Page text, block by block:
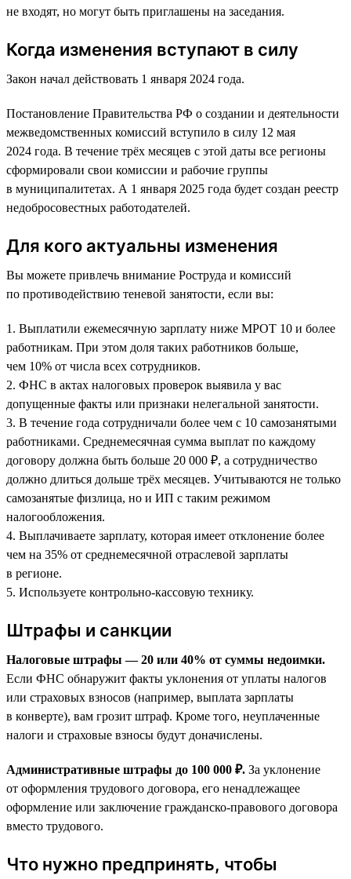
не входят, но могут быть приглашены на заседания.
Когда изменения вступают в силу
Закон начал действовать 1 января 2024 года.
Постановление Правительства РФ о создании и деятельности
межведомственных комиссий вступило в силу 12 мая
2024 года. В течение трёх месяцев с этой даты все регионы
сформировали свои комиссии и рабочие группы
в муниципалитетах. А 1 января 2025 года будет создан реестр
недобросовестных работодателей.
Для кого актуальны изменения
Вы можете привлечь внимание Роструда и комиссий
по противодействию теневой занятости, если вы:
1. Выплатили ежемесячную зарплату ниже МРОТ 10 и более
работникам. При этом доля таких работников больше,
чем 10% от числа всех сотрудников.
2. ФНС в актах налоговых проверок выявила у вас
допущенные факты или признаки нелегальной занятости.
3. В течение года сотрудничали более чем с 10 самозанятыми
работниками. Среднемесячная сумма выплат по каждому
договору должна быть больше 20 000 ₽, а сотрудничество
должно длиться дольше трёх месяцев. Учитываются не только
самозанятые физлица, но и ИП с таким режимом
налогообложения.
4. Выплачиваете зарплату, которая имеет отклонение более
чем на 35% от среднемесячной отраслевой зарплаты
в регионе.
5. Используете контрольно-кассовую технику.
Штрафы и санкции
Налоговые штрафы — 20 или 40% от суммы недоимки.
Если ФНС обнаружит факты уклонения от уплаты налогов
или страховых взносов (например, выплата зарплаты
в конверте), вам грозит штраф. Кроме того, неуплаченные
налоги и страховые взносы будут доначислены.
Административные штрафы до 100 000 ₽. За уклонение
от оформления трудового договора, его ненадлежащее
оформление или заключение гражданско-правового договора
вместо трудового.
Что нужно предпринять, чтобы